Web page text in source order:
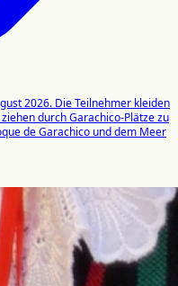
2026. Die Teilnehmer kleiden
durch Garachico-Plätze zu
de Garachico und dem Meer